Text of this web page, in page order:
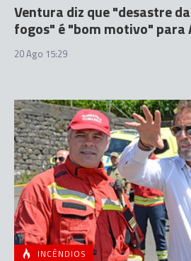
Ventura diz que "desastre
fogos" é "bom motivo" para
20 Ago 15:29
INCÊNDIOS